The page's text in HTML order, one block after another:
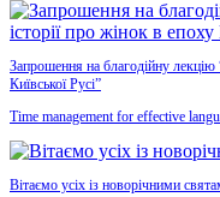
Запрошення на благодійну лекцію
Київської Русі”
Time management for effective
Вітаємо усіх із новорічними